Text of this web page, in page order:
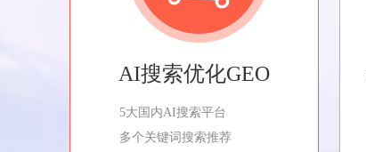
AI搜索优化GEO
5大国内AI搜索平台
多个关键词搜索推荐